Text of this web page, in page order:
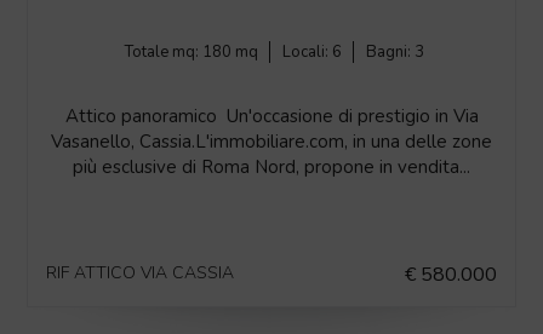
Totale mq: 180 mq Locali: 6 Bagni: 3
Attico panoramico  Un'occasione di prestigio in Via
Vasanello, Cassia.L'immobiliare.com, in una delle zone
più esclusive di Roma Nord, propone in vendita...
RIF ATTICO VIA CASSIA € 580.000